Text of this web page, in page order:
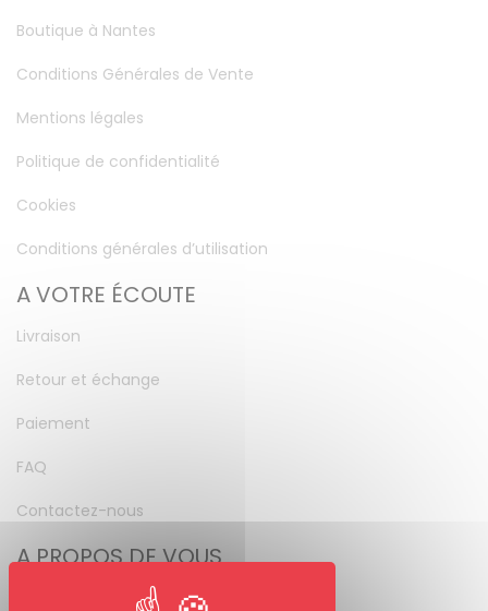
Boutique à Nantes
Conditions Générales de Vente
Mentions légales
Politique de confidentialité
Cookies
Conditions générales d’utilisation
A VOTRE ÉCOUTE
Livraison
Retour et échange
Paiement
FAQ
Contactez-nous
A PROPOS DE VOUS